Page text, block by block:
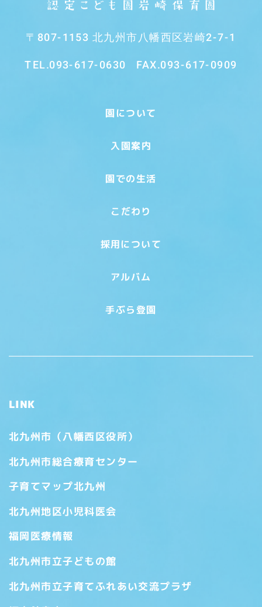
〒807-1153 北九州市八幡西区岩崎2-7-1
TEL.093-617-0630 FAX.093-617-0909
園について
入園案内
園での生活
こだわり
採用について
アルバム
手ぶら登園
LINK
北九州市（八幡西区役所）
北九州市総合療育センター
子育てマップ北九州
北九州地区小児科医会
福岡医療情報
北九州市立子どもの館
北九州市立子育てふれあい交流プラザ